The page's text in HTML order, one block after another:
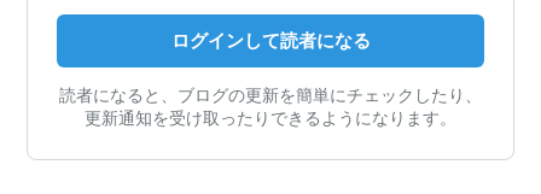
ログインして読者になる
読者になると、ブログの更新を簡単にチェックしたり、
更新通知を受け取ったりできるようになります。